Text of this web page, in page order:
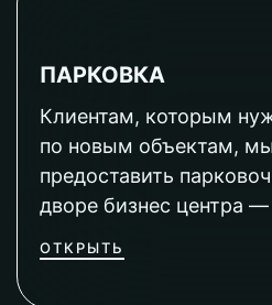
ПАРКОВКА
Клиентам, которым
по новым объектам,
предоставить
дворе бизнес центра —
ОТКРЫТЬ